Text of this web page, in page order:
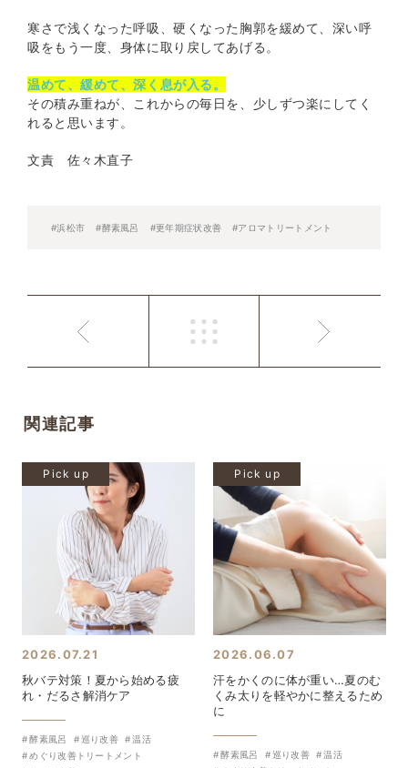
寒さで浅くなった呼吸、硬くなった胸郭を緩めて、深い呼
吸をもう一度、身体に取り戻してあげる。
温めて、緩めて、深く息が入る。
その積み重ねが、これからの毎日を、少しずつ楽にしてく
れると思います。
文責 佐々木直子
#浜松市 #酵素風呂 #更年期症状改善 #アロマトリートメント
関連記事
Pick up
2026.07.21
秋バテ対策！夏から始める疲
れ・だるさ解消ケア
酵素風呂 巡り改善
温活
めぐり改善トリートメント
Pick up
2026.06.07
汗をかくのに体が重い…夏のむ
くみ太りを軽やかに整えるため
に
酵素風呂 巡り改善
温活